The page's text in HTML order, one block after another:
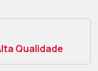
Qualidade